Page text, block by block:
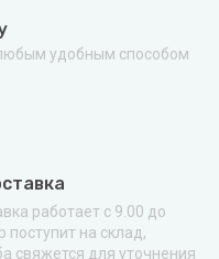
удобным способом
работает с 9.00 до
поступит на склад,
свяжется для уточнения